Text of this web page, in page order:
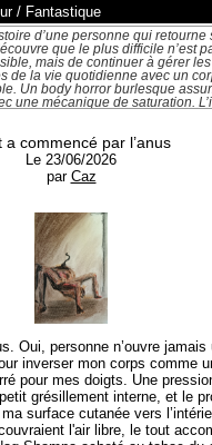
/ Fantastique
d’une personne qui retourne
que le plus difficile n’est
mais de continuer à gérer
de la vie quotidienne avec un
Un body horror burlesque
une mécanique de saturation.
moteur n’est pas l’horreur
catastrophe cosmique et une
a commencé par l’anus
Le 23/06/2026
par Caz
Oui, personne n’ouvre jamais
inverser mon corps comme
pour mes doigts. Une
grésillement interne, et le
surface cutanée vers
l'air libre, le tout